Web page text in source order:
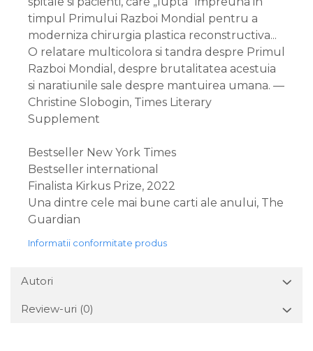
timpul Primului Razboi Mondial pentru a
moderniza chirurgia plastica reconstructiva...
O relatare multicolora si tandra despre Primul
Razboi Mondial, despre brutalitatea acestuia
si naratiunile sale despre mantuirea umana. —
Christine Slobogin, Times Literary
Supplement
Bestseller New York Times
Bestseller international
Finalista Kirkus Prize, 2022
Una dintre cele mai bune carti ale anului, The
Guardian
Informatii conformitate produs
Autori
Review-uri (0)